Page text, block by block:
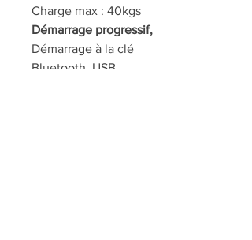
Charge max : 40kgs
Démarrage progressif,
Démarrage à la clé
Bluetooth, USB